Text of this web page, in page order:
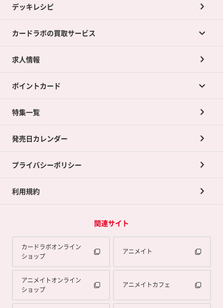
デッキレシピ
カードラボの買取サービス
カードラボの買取サービスTOP
店舗買取について
ネット買取について
買取承諾書について
求人情報
ポイントカード
ポイントカードTOP
ポイント交換景品
特集一覧
発売日カレンダー
プライバシーポリシー
利用規約
関連サイト
カードラボオンライン
ショップ
アニメイト
アニメイトオンライン
ショップ
アニメイトカフェ